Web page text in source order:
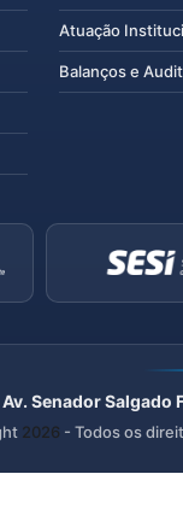
Atuação
Balanços e
Senador
2026 - Todos os